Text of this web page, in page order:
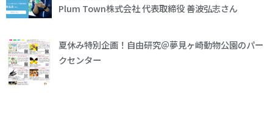
Plum Town株式会社 代表取締役 善波弘志さん
夏休み特別企画！自由研究＠夢見ヶ崎動物公園のパー
クセンター